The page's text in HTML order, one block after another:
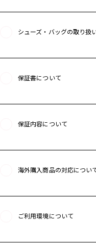
シューズ・バッグの取り扱
保証書について
保証内容について
海外購入商品の対応につい
ご利用環境について